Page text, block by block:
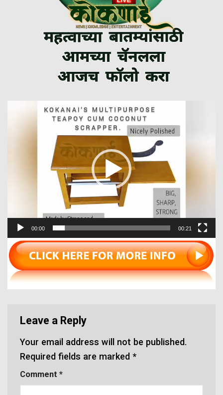
00:00 00:21
Leave a Reply
Your email address will not be published.
Required fields are marked *
Comment *